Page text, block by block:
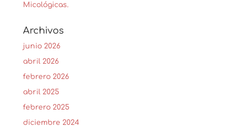
Micológicas.
Archivos
junio 2026
abril 2026
febrero 2026
abril 2025
febrero 2025
diciembre 2024